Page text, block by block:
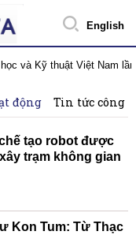
English
và Kỹ thuật Việt Nam
động Tin tức công
tạo robot được
trạm không gian
Kon Tum: Từ Thạc